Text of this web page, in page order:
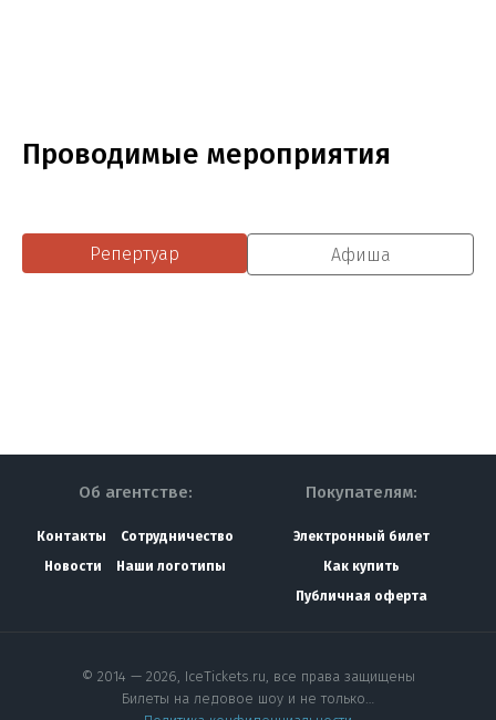
Проводимые мероприятия
Репертуар Афиша
Об агентстве:
Контакты
Сотрудничество
Новости
Наши логотипы
Покупателям:
Электронный билет
Как купить
Публичная оферта
© 2014 — 2026, IceTickets.ru, все права защищены
Билеты на ледовое шоу и не только…